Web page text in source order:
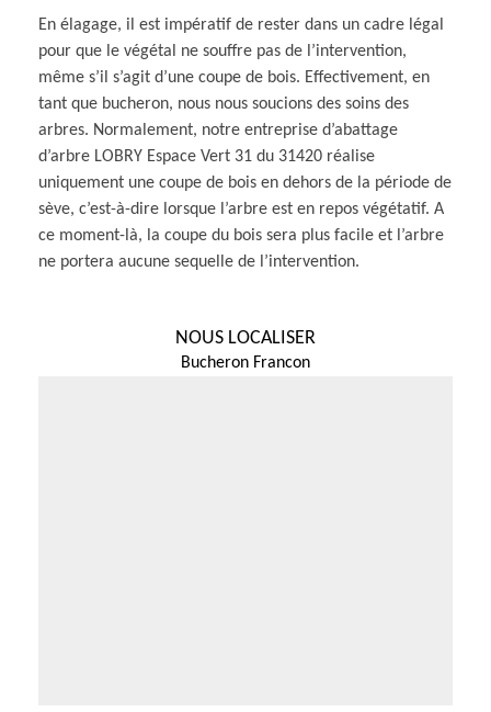
En élagage, il est impératif de rester dans un cadre légal
pour que le végétal ne souffre pas de l’intervention,
même s’il s’agit d’une coupe de bois. Effectivement, en
tant que bucheron, nous nous soucions des soins des
arbres. Normalement, notre entreprise d’abattage
d’arbre LOBRY Espace Vert 31 du 31420 réalise
uniquement une coupe de bois en dehors de la période de
sève, c’est-à-dire lorsque l’arbre est en repos végétatif. A
ce moment-là, la coupe du bois sera plus facile et l’arbre
ne portera aucune sequelle de l’intervention.
NOUS LOCALISER
Bucheron Francon